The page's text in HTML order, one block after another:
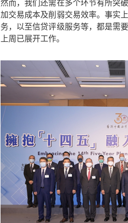
加交易成本及削弱交易效率。事实
务，以至信贷评级服务等，都是需
上周已展开工作。